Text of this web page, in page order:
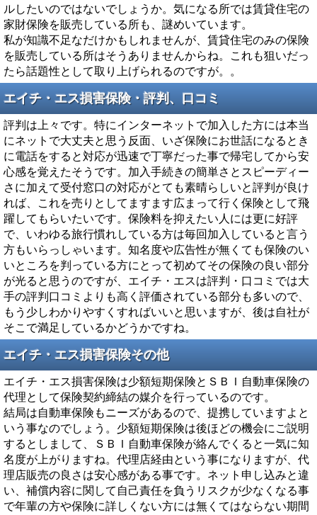
ルしたいのではないでしょうか。気になる所では賃貸住宅の
家財保険を販売している所も、謎めいています。
私が知識不足なだけかもしれませんが、賃貸住宅のみの保険
を販売している所はそうありませんからね。これも狙いだっ
たら話題性として取り上げられるのですが。。
エイチ・エス損害保険・評判、口コミ
評判は上々です。特にインターネットで加入した方には本当
にネットで大丈夫と思う反面、いざ保険にお世話になるとき
に電話をすると対応が迅速で丁寧だった事で帰宅してから安
心感を覚えたそうです。加入手続きの簡単さとスピーディー
さに加えて受付窓口の対応がとても素晴らしいと評判が良け
れば、これを売りとしてますます広まって行く保険として飛
躍してもらいたいです。保険料を抑えたい人には更に好評
で、いわゆる旅行慣れしている方は毎回加入していると言う
方もいらっしゃいます。知名度や広告性が無くても保険のい
いところを判っている方にとって初めてその保険の良い部分
が光ると思うのですが、エイチ・エスは評判・口コミでは大
手の評判口コミよりも高く評価されている部分も多いので、
もう少しわかりやすくすればいいと思いますが、後は自社が
そこで満足しているかどうかですね。
エイチ・エス損害保険その他
エイチ・エス損害保険は少額短期保険とＳＢＩ自動車保険の
代理として保険契約締結の媒介を行っているのです。
結局は自動車保険もニーズがあるので、提携していますよと
いう事なのでしょう。少額短期保険は後ほどの機会にご説明
するとしまして、ＳＢＩ自動車保険が絡んでくると一気に知
名度が上がりますね。代理店経由という事になりますが、代
理店販売の良さは安心感がある事です。ネット申し込みと違
い、補償内容に関して自己責任を負うリスクが少なくなる事
で年輩の方や保険に詳しくない方には無くてはならない期間